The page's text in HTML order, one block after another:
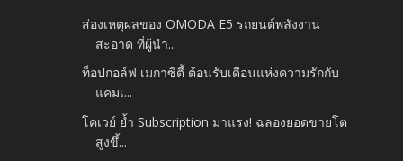
ส่องเหตุผลของ OMODA E5 รถยนต์พลังงาน
สะอาด ที่ผู้นำ...
ท็อปกอล์ฟ เมกาซิตี้ ต้อนรับเดือนแห่งความรักกับ
แคมเ...
โคเวย์ ย้ำ Subscription มาแรง! ฉลองยอดขายโต
สูงขึ้...